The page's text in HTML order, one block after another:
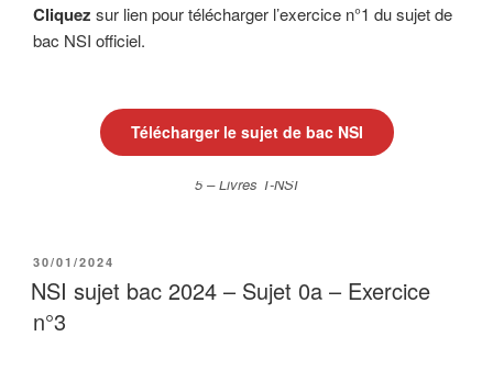
Cliquez sur lien pour télécharger l’exercice n°1 du sujet de
bac NSI officiel.
Télécharger le sujet de bac NSI
5 – Livres T-NSI
PUBLIÉ
LE
30/01/2024
NSI sujet bac 2024 – Sujet 0a – Exercice
n°3